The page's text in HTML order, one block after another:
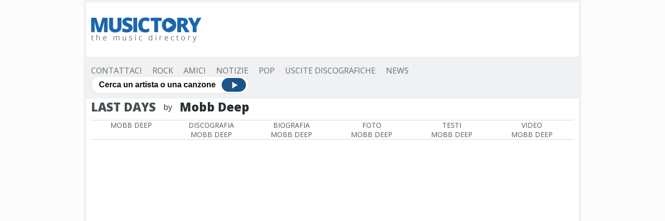
CONTATTACI ROCK AMICI NOTIZIE POP USCITE DISCOGRAFICHE NEWS
LAST DAYS by Mobb Deep
MOBB DEEP
DISCOGRAFIA
MOBB DEEP
BIOGRAFIA
MOBB DEEP
FOTO
MOBB DEEP
TESTI
MOBB DEEP
VIDEO
MOBB DEEP